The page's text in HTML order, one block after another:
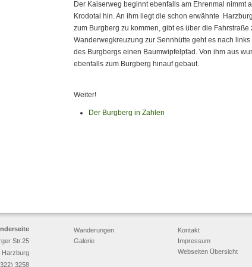
Der Kaiserweg beginnt ebenfalls am Ehrenmal nimmt
Krodotal hin. An ihm liegt die schon erwähnte
zum Burgberg zu kommen, gibt es über die Fahrstraße
Wanderwegkreuzung zur Sennhütte geht es nach
des Burgbergs einen Baumwipfelpfad. Von ihm aus
ebenfalls zum Burgberg hinauf gebaut.
Weiter!
Der Burgberg in Zahlen
Str.25
Harzburg
3258
Wanderungen
Galerie
Kontakt
Impressum
Webseiten Übersicht